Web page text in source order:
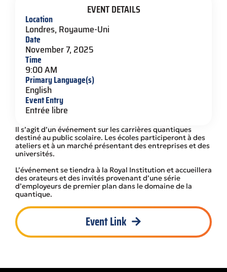
Il s’agit d’un événement sur les carrières quantiques
destiné au public scolaire. Les écoles participeront à des
ateliers et à un marché présentant des entreprises et des
universités.
L’événement se tiendra à la Royal Institution et accueillera
des orateurs et des invités provenant d’une série
d’employeurs de premier plan dans le domaine de la
quantique.
Event Link
EVENT DETAILS
Location
Londres, Royaume-Uni
Date
November 7, 2025
Time
9:00 AM
Primary Language(s)
English
Event Entry
Entrée libre